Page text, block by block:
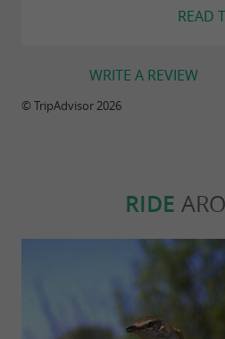
READ
WRITE A REVIEW
© TripAdvisor 2026
RIDE